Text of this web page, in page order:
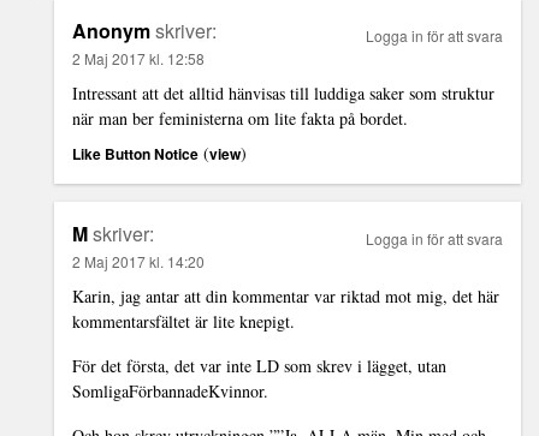
Anonymskriver:
2 Maj 2017 kl. 12:58
Intressant att det alltid hänvisas till luddiga saker som struktur
när man ber feministerna om lite fakta på bordet.
Like Button Notice (view)
Logga in för att svara
Mskriver:
2 Maj 2017 kl. 14:20
Karin, jag antar att din kommentar var riktad mot mig, det här
kommentarsfältet är lite knepigt.
För det första, det var inte LD som skrev i lägget, utan
SomligaFörbannadeKvinnor.
Logga in för att svara